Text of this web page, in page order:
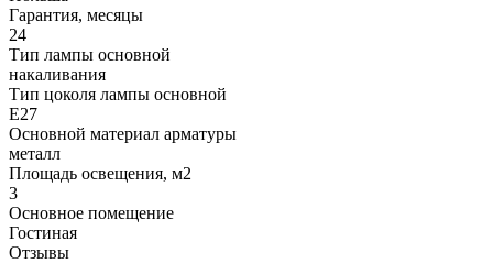
Гарантия, месяцы
24
Тип лампы основной
накаливания
Тип цоколя лампы основной
E27
Основной материал арматуры
металл
Площадь освещения, м2
3
Основное помещение
Гостиная
Отзывы